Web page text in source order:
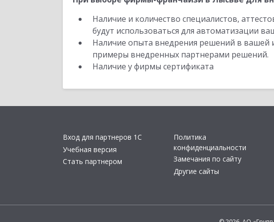
Наличие и количество специалистов,
будут использоваться для автоматизации
Наличие опыта внедрения решений в вашей
примеры внедренных партнерами решений.
Наличие у фирмы сертификата
Вход для партнеров 1С
Учебная версия
Стать партнером
Политика
конфиденциальности
Замечания по сайту
Другие сайты